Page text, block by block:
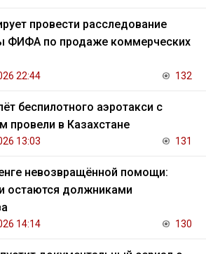
провести расследование
ФИФА по продаже коммерческих
22:44 132
беспилотного аэротакси с
провели в Казахстане
13:03 131
невозвращённой помощи:
остаются должниками
14:14 130